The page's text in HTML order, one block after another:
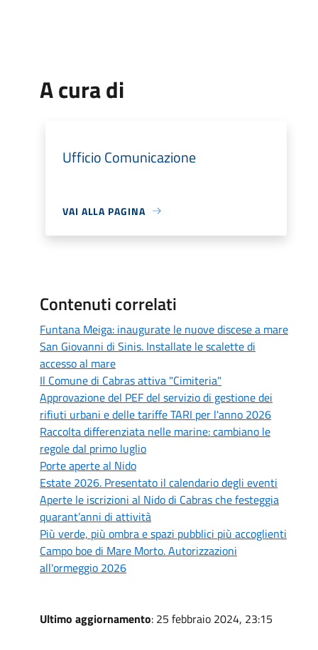
A cura di
Ufficio Comunicazione
VAI ALLA PAGINA
Contenuti correlati
Funtana Meiga: inaugurate le nuove discese a mare
San Giovanni di Sinis. Installate le scalette di
accesso al mare
Il Comune di Cabras attiva "Cimiteria"
Approvazione del PEF del servizio di gestione dei
rifiuti urbani e delle tariffe TARI per l'anno 2026
Raccolta differenziata nelle marine: cambiano le
regole dal primo luglio
Porte aperte al Nido
Estate 2026. Presentato il calendario degli eventi
Aperte le iscrizioni al Nido di Cabras che festeggia
quarant’anni di attività
Più verde, più ombra e spazi pubblici più accoglienti
Campo boe di Mare Morto. Autorizzazioni
all'ormeggio 2026
Ultimo aggiornamento: 25 febbraio 2024, 23:15